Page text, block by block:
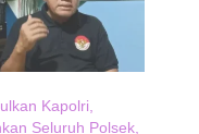
Kapolri,
Seluruh Polsek,